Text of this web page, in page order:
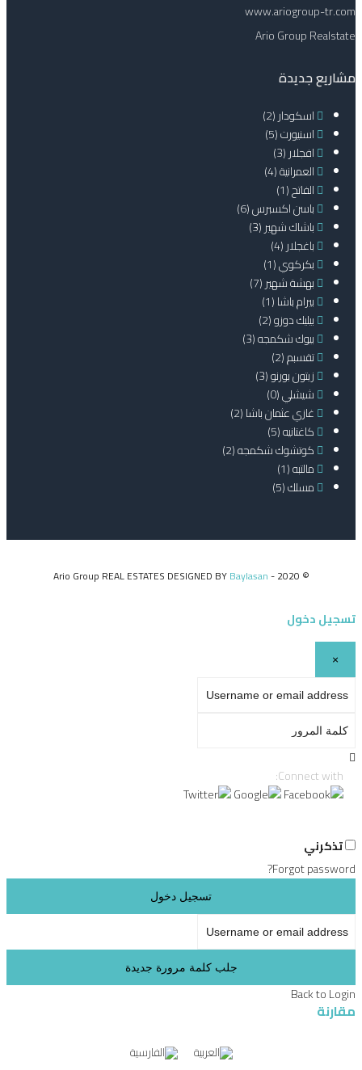
www.ariogroup-tr.com
Ario Group Realstate
مشاريع جديدة
اسكودار(2)
اسنيورت(5)
افجلار(3)
العمرانية(4)
الفاتح(1)
باسن اكسبرس(6)
باشاك شهير(3)
باغجلار(4)
بكركوي(1)
بهشة شهير(7)
بيرام باشا(1)
بيليك دوزو(2)
بيوك شكمجه(3)
تقسبم(2)
زيتون بورنو(3)
شيشلي(0)
غازي عثمان باشا(2)
كاغتانيه(5)
كوتشوك شكمجه(2)
مالتبه(1)
مسلك(5)
© 2020 - Ario Group REAL ESTATES DESIGNED BY
Baylasan
تسجيل دخول
×
كلمة المرور
Connect with:
تذكرني
Forgot password?
تسجيل دخول
جلب كلمة مرورة جديدة
Back to Login
مقارنة